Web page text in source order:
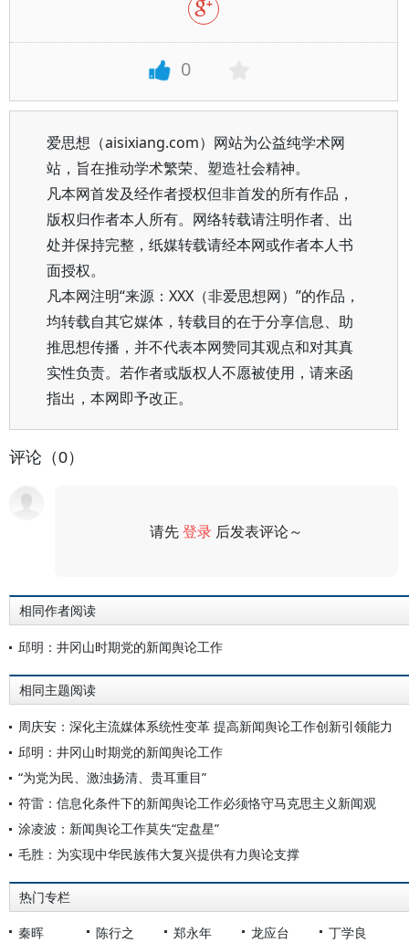
0
爱思想（aisixiang.com）网站为公益纯学术网
站，旨在推动学术繁荣、塑造社会精神。
凡本网首发及经作者授权但非首发的所有作品，
版权归作者本人所有。网络转载请注明作者、出
处并保持完整，纸媒转载请经本网或作者本人书
面授权。
凡本网注明“来源：XXX（非爱思想网）”的作品，
均转载自其它媒体，转载目的在于分享信息、助
推思想传播，并不代表本网赞同其观点和对其真
实性负责。若作者或版权人不愿被使用，请来函
指出，本网即予改正。
评论（0）
请先登录 后发表评论～
相同作者阅读
邱明：井冈山时期党的新闻舆论工作
相同主题阅读
周庆安：深化主流媒体系统性变革 提高新闻舆论工作创新引领能力
邱明：井冈山时期党的新闻舆论工作
“为党为民、激浊扬清、贵耳重目”
符雷：信息化条件下的新闻舆论工作必须恪守马克思主义新闻观
涂凌波：新闻舆论工作莫失“定盘星”
毛胜：为实现中华民族伟大复兴提供有力舆论支撑
热门专栏
秦晖 陈行之 郑永年 龙应台 丁学良